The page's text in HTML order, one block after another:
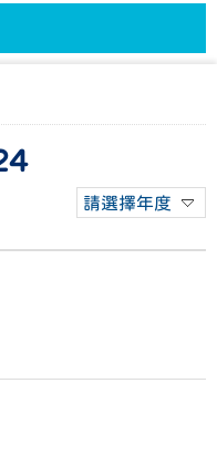
請選擇年度